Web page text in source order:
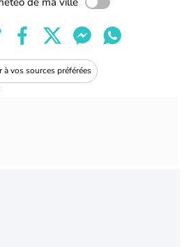
à vos sources préférées